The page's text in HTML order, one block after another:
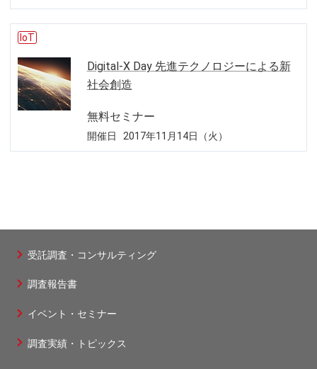
IoT
Digital-X Day 先進テクノロジーによる新
社会創造
無料セミナー
開催日 2017年11月14日（火）
ッ
タ
1
受託調査・コンサルティング
調査報告書
イベント・セミナー
調査実績・トピックス